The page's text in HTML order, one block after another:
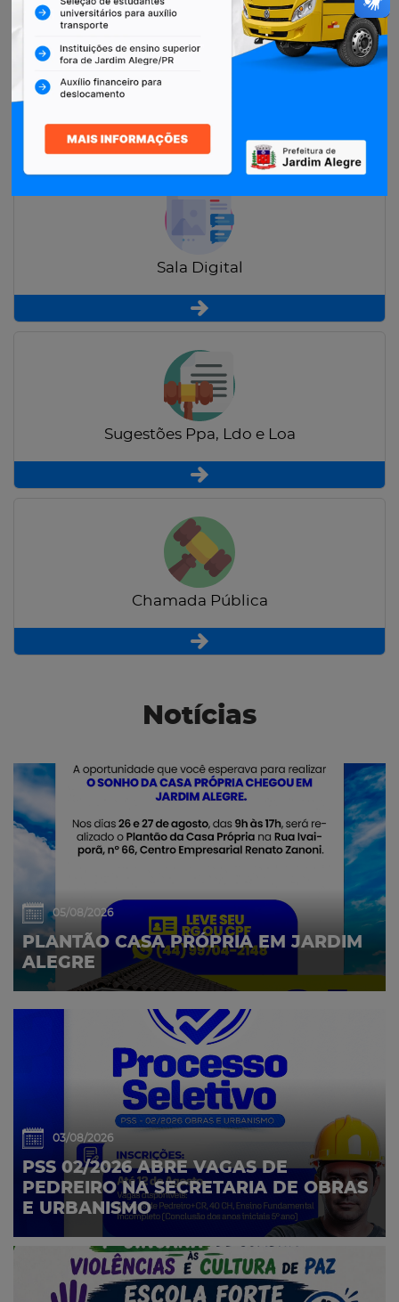
Restituição de Contribuintes
Sala Digital
Sugestões Ppa, Ldo e Loa
Chamada Pública
Notícias
05/08/2026
PLANTÃO CASA PRÓPRIA EM JARDIM
ALEGRE
03/08/2026
PSS 02/2026 ABRE VAGAS DE
PEDREIRO NA SECRETARIA DE OBRAS
E URBANISMO